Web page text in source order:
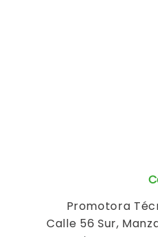
Promotora
Calle 56 Sur,